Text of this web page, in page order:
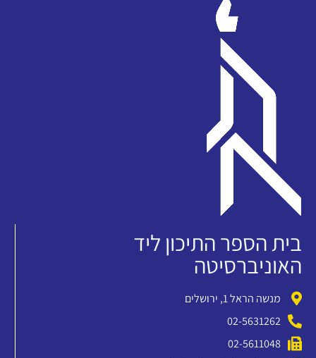
בית הספר התיכון ליד
האוניברסיטה
מנשה הראל 1, ירושלים
02-5631262
02-5611048